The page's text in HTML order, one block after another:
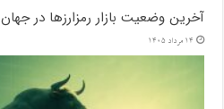
آخرین وضعیت بازار رمزارزها در جهان
14 مرداد 1405